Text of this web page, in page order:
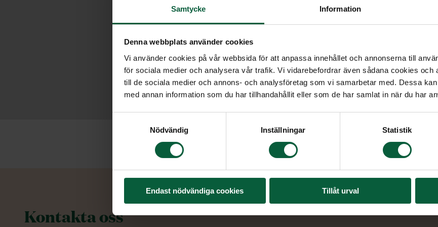
Samtycke Information
Denna webbplats använder cookies
Vi använder cookies på vår webbsida för att anpassa innehållet och annonserna till
för sociala medier och analysera vår trafik. Vi vidarebefordrar även sådana cookies och
till de sociala medier och annons- och analysföretag som vi samarbetar med. Dessa
med annan information som du har tillhandahållit eller som de har samlat in när du har
Nödvändig
Inställningar Statistik
Endast nödvändiga cookies Tillåt urval
Kontakta oss